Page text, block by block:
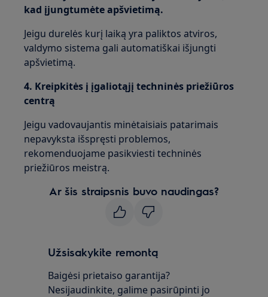
kad įjungtumėte apšvietimą.
Jeigu durelės kurį laiką yra paliktos atviros,
valdymo sistema gali automatiškai išjungti
apšvietimą.
4. Kreipkitės į įgaliotąjį techninės priežiūros
centrą
Jeigu vadovaujantis minėtaisiais patarimais
nepavyksta išspręsti problemos,
rekomenduojame pasikviesti techninės
priežiūros meistrą.
Ar šis straipsnis buvo naudingas?
Užsisakykite remontą
Baigėsi prietaiso garantija?
Nesijaudinkite, galime pasirūpinti jo